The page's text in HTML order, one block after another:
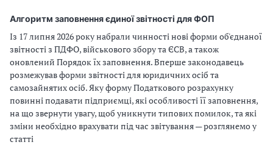
Алгоритм заповнення єдиної звітності для ФОП
Із 17 липня 2026 року набрали чинності нові форми об'єднаної
звітності з ПДФО, військового збору та ЄСВ, а також
оновлений Порядок їх заповнення. Вперше законодавець
розмежував форми звітності для юридичних осіб та
самозайнятих осіб. Яку форму Податкового розрахунку
повинні подавати підприємці, які особливості її заповнення,
на що звернути увагу, щоб уникнути типових помилок, та які
зміни необхідно врахувати під час звітування — розглянемо у
статті